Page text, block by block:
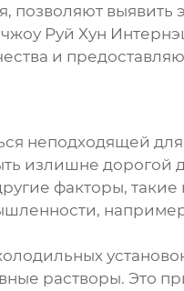
позволяют выявить
Руй Хун
и
неподходящей
излишне дорогой
факторы, такие
растворы. Это